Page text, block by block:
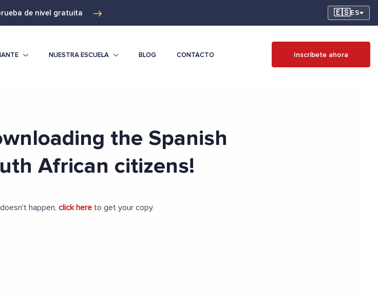
de nivel gratuita 🇪🇸ES
NUESTRA ESCUELA BLOG CONTACTO Inscríbete ahora
the Spanish
African citizens!
happen, click here to get your copy.